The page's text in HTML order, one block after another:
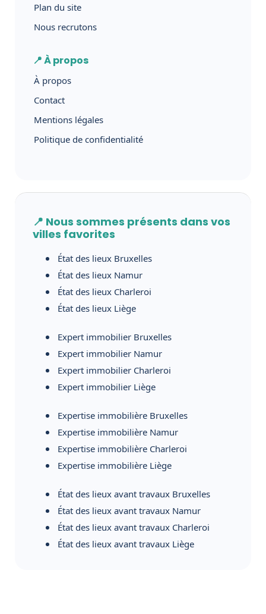
Plan du site
Nous recrutons
📍 À propos
À propos
Contact
Mentions légales
Politique de confidentialité
📍 Nous sommes présents dans vos
villes favorites
État des lieux Bruxelles
État des lieux Namur
État des lieux Charleroi
État des lieux Liège
Expert immobilier Bruxelles
Expert immobilier Namur
Expert immobilier Charleroi
Expert immobilier Liège
Expertise immobilière Bruxelles
Expertise immobilière Namur
Expertise immobilière Charleroi
Expertise immobilière Liège
État des lieux avant travaux Bruxelles
État des lieux avant travaux Namur
État des lieux avant travaux Charleroi
État des lieux avant travaux Liège